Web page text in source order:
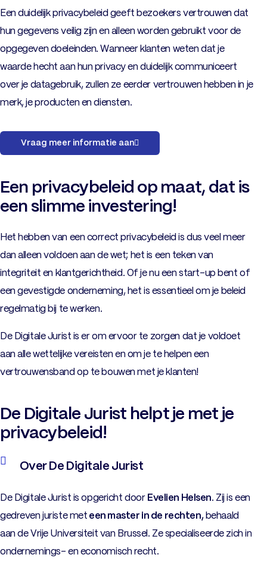
Een duidelijk privacybeleid geeft bezoekers vertrouwen dat
hun gegevens veilig zijn en alleen worden gebruikt voor de
opgegeven doeleinden. Wanneer klanten weten dat je
waarde hecht aan hun privacy en duidelijk communiceert
over je datagebruik, zullen ze eerder vertrouwen hebben in je
merk, je producten en diensten.
Vraag meer informatie aan
Een privacybeleid op maat, dat is
een slimme investering!
Het hebben van een correct privacybeleid is dus veel meer
dan alleen voldoen aan de wet; het is een teken van
integriteit en klantgerichtheid. Of je nu een start-up bent of
een gevestigde onderneming, het is essentieel om je beleid
regelmatig bij te werken.
De Digitale Jurist is er om ervoor te zorgen dat je voldoet
aan alle wettelijke vereisten en om je te helpen een
vertrouwensband op te bouwen met je klanten!
De Digitale Jurist helpt je met je
privacybeleid!
Over De Digitale Jurist
De Digitale Jurist is opgericht door Evelien Helsen. Zij is een
gedreven juriste met een master in de rechten, behaald
aan de Vrije Universiteit van Brussel. Ze specialiseerde zich in
ondernemings- en economisch recht.